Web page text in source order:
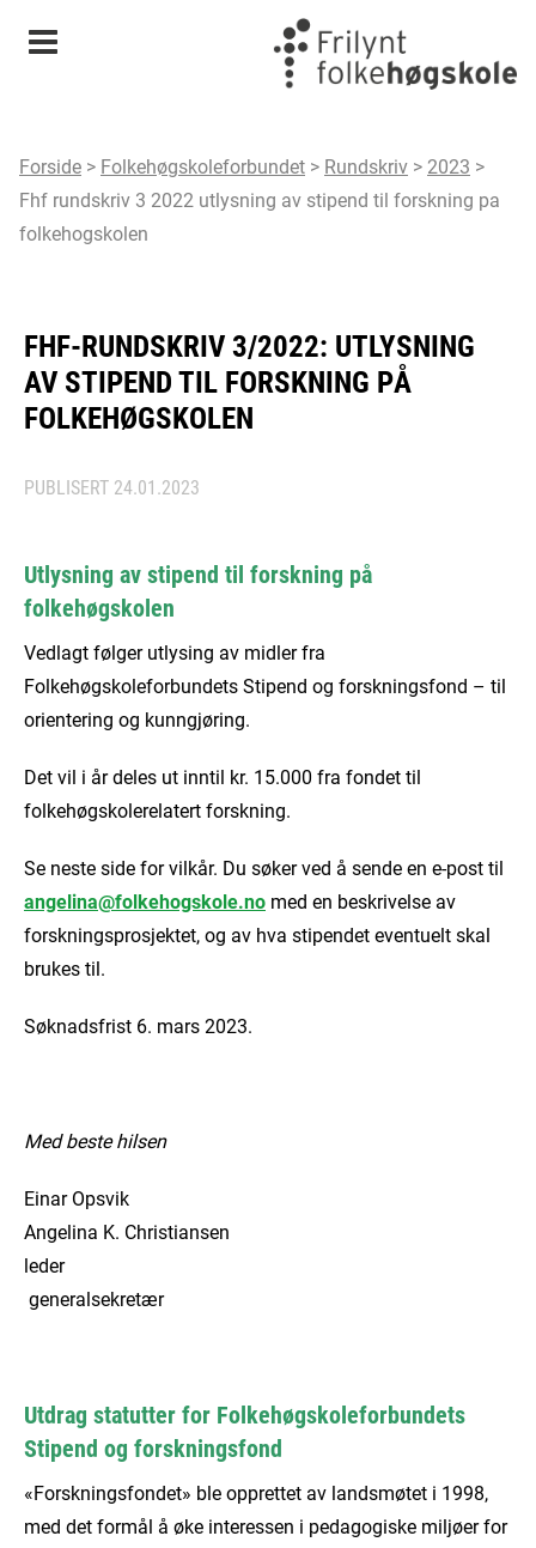
Meny
Forside > Folkehøgskoleforbundet > Rundskriv > 2023 >
Fhf rundskriv 3 2022 utlysning av stipend til forskning pa
folkehogskolen
FHF-RUNDSKRIV 3/2022: UTLYSNING
AV STIPEND TIL FORSKNING PÅ
FOLKEHØGSKOLEN
PUBLISERT 24.01.2023
Utlysning av stipend til forskning på
folkehøgskolen
Vedlagt følger utlysing av midler fra
Folkehøgskoleforbundets Stipend og forskningsfond – til
orientering og kunngjøring.
Det vil i år deles ut inntil kr. 15.000 fra fondet til
folkehøgskolerelatert forskning.
Se neste side for vilkår. Du søker ved å sende en e-post til
angelina@folkehogskole.no med en beskrivelse av
forskningsprosjektet, og av hva stipendet eventuelt skal
brukes til.
Søknadsfrist 6. mars 2023.
Med beste hilsen
Einar Opsvik
Angelina K. Christiansen
leder
generalsekretær
Utdrag statutter for Folkehøgskoleforbundets
Stipend og forskningsfond
«Forskningsfondet» ble opprettet av landsmøtet i 1998,
med det formål å øke interessen i pedagogiske miljøer for